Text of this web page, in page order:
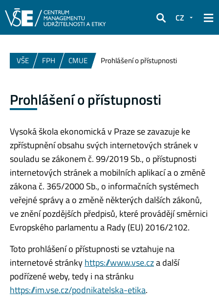
Hledat
CZ
VŠE FPH CMUE Prohlášení o přístupnosti
Prohlášení o přístupnosti
Vysoká škola ekonomická v Praze se zavazuje ke
zpřístupnění obsahu svých internetových stránek v
souladu se zákonem č. 99/2019 Sb., o přístupnosti
internetových stránek a mobilních aplikací a o změně
zákona č. 365/2000 Sb., o informačních systémech
veřejné správy a o změně některých dalších zákonů,
ve znění pozdějších předpisů, které provádějí směrnici
Evropského parlamentu a Rady (EU) 2016/2102.
Toto prohlášení o přístupnosti se vztahuje na
internetové stránkyhttps://www.vse.cza další
podřízené weby, tedy i na stránku
https://im.vse.cz/podnikatelska-etika.